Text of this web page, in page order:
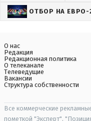
ОТБОР НА ЕВРО-
О нас
Редакция
Редакционная политика
О телеканале
Телеведущие
Вакансии
Структура собственности
Все коммерческие
пометкой "Эксперт",